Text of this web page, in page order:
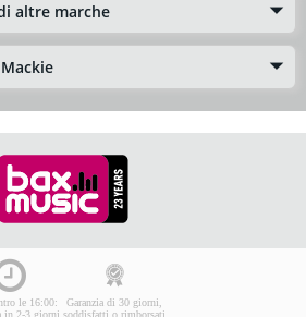
altre marche
le 16:00:
Garanzia di 30 giorni,